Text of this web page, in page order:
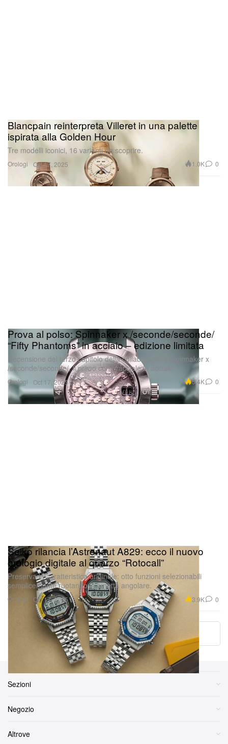
Orologi
Blancpain reinterpreta Villeret in una palette
ispirata alla Golden Hour
Tre modelli iconici, 16 varianti da scoprire.
Oct 17, 2025 1.0K 0
Orologi
Prova al polso: Spinnaker x /seconde/seconde/
“Fifty Phantoms” in acciaio – edizione limitata
Recensione del terzo capitolo della collaborazione Spinnaker x
/seconde/seconde/, il primo con bracciale in acciaio.
Oct 17, 2025 5.4K 0
Orologi
Seiko rilancia l’Astronaut A829: ecco il nuovo
orologio digitale al quarzo “Rotocall”
Preserva la caratteristica originale: otto funzioni selezionabili
semplicemente ruotando la lunetta angolare.
Oct 17, 2025 3.9K 0
Load More
Sezioni
Negozio
Altrove